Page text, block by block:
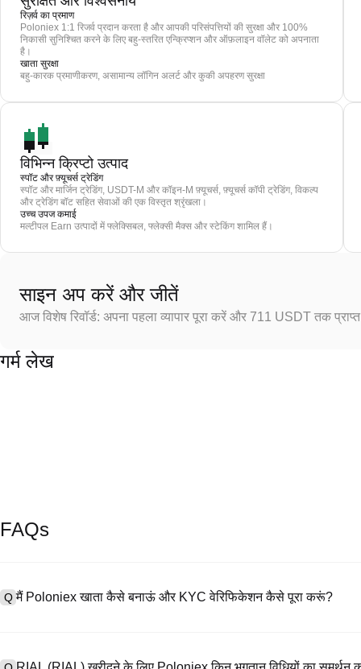
रिज़र्व का प्रमाण
Poloniex 1:1 रिजर्व प्रदान करता है और आपकी परिसंपत्तियों की सुरक्षा और 100%
निकासी सुनिश्चित करने के लिए बहु-स्तरित एन्क्रिप्शन और ऑफ़लाइन वॉलेट को अपनाता
है।
खाता सुरक्षा
बहु-कारक प्रमाणीकरण, असामान्य लॉगिन अलर्ट और कुकी अपहरण सुरक्षा
विभिन्न क्रिप्टो उत्पाद
स्पॉट और फ़्यूचर्स ट्रेडिंग
स्पॉट और मार्जिन ट्रेडिंग, USDT-M और कॉइन-M फ़्यूचर्स, फ़्यूचर्स कॉपी ट्रेडिंग, विकल्प
और ट्रेडिंग बॉट सहित सेवाओं की एक विस्तृत श्रृंखला।
उच्च उपज कमाई
मल्टीपल Earn उत्पादों में फ्लेक्सिबल, फ्लेक्सी मैक्स और स्टेकिंग शामिल हैं।
साइन अप करें और जीतें
आज विशेष रिवॉर्ड: अपना पहला व्यापार पूरा करें और 711 USDT तक
गर्म लेख
FAQs
Q मैं Poloniex खाता कैसे बनाऊं और KYC वेरिफिकेशन कैसे पूरा करूं?